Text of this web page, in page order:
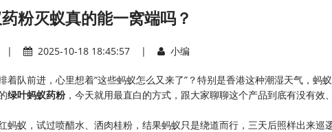
粉灭蚁真的能一窝端吗？
| 2025-10-18 18:45:57 | 小编
队前进，心里想着“这些蚂蚁怎么又来了”？特别是香港这种潮湿天气，蚂
​绿叶蚂蚁药粉​，今天就用最直白的方式，跟大家聊聊这个产品到底有没有效
蚂蚁，试过喷醋水、洒肉桂粉，结果蚂蚁只是绕道而行，三天后照样出来巡